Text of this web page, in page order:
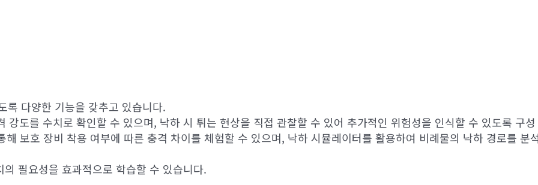
록 다양한 기능을 갖추고 있습니다.
강도를 수치로 확인할 수 있으며, 낙하 시 튀는 현상을 직접 관찰할 수 있어 추가적인 위험성을 인식할 수 있도록 구성
보호 장비 착용 여부에 따른 충격 차이를 체험할 수 있으며, 낙하 시뮬레이터를 활용하여 비례물의 낙하 경로를 분
필요성을 효과적으로 학습할 수 있습니다.